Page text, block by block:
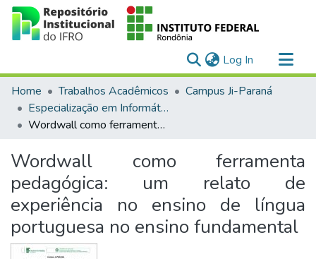
Log In (current)
Communities & Collections
All of DSpace
Statistics
Home Trabalhos Acadêmicos
Campus Ji-Paraná
Especialização em Informática na Educação (EaD)
Wordwall como ferramenta pedagógica: um relato de experiência no ensino de língua portuguesa no ensino fundamental
Wordwall como ferramenta
pedagógica: um relato de
experiência no ensino de língua
portuguesa no ensino fundamental